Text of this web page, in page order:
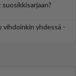
vihdoinkin yhdessä -